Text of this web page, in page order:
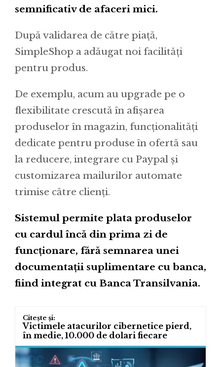
semnificativ de afaceri mici.
După validarea de către piață,
SimpleShop a adăugat noi facilități
pentru produs.
De exemplu, acum au upgrade pe o
flexibilitate crescută în afișarea
produselor în magazin, funcționalități
dedicate pentru produse în ofertă sau
la reducere, integrare cu Paypal și
customizarea mailurilor automate
trimise către clienți.
Sistemul permite plata produselor
cu cardul încă din prima zi de
funcționare, fără semnarea unei
documentații suplimentare cu banca,
fiind integrat cu Banca Transilvania.
Victimele atacurilor cibernetice pierd,
în medie, 10.000 de dolari fiecare